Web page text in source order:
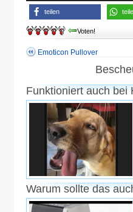
teilen
Voten!
Emoticon Pullover
Funktioniert auch bei
Warum sollte das